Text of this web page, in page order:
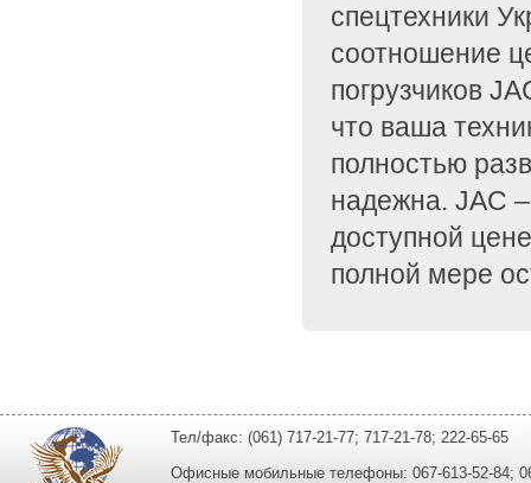
спецтехники
соотношение
погрузчиков
что ваша
полностью
надежна. JAC
доступной
полной мере
Тел/факс: (061) 717-21-77; 717-21-78; 222-65-65
Офисные мобильные телефоны: 067-613-52-84;